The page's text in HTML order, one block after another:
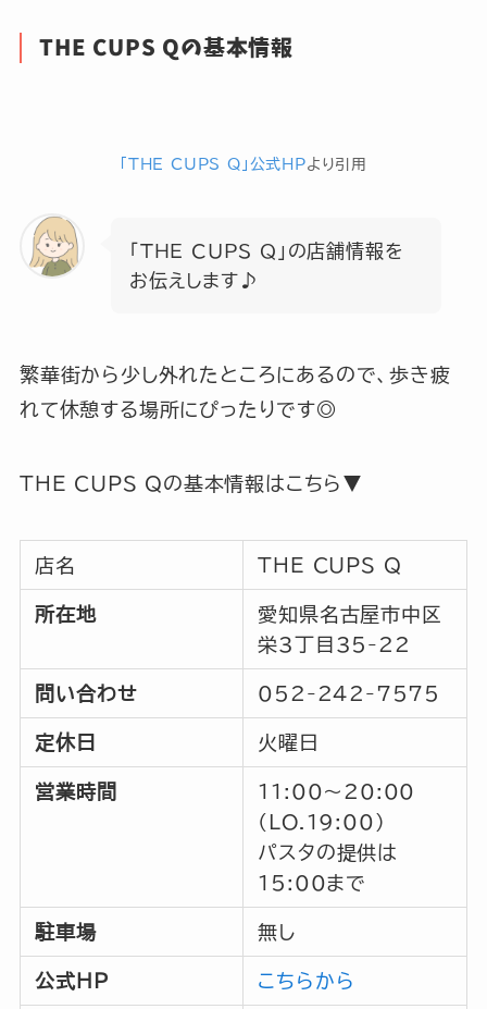
THE CUPS Qの基本情報
「THE CUPS Q」公式HPより引用
「THE CUPS Q」の店舗情報を
お伝えします♪
繁華街から少し外れたところにあるので、歩き疲
れて休憩する場所にぴったりです◎
THE CUPS Qの基本情報はこちら▼
店名 THE CUPS Q
所在地
愛知県名古屋市中区
栄3丁目35-22
問い合わせ 052-242-7575
定休日 火曜日
営業時間
11:00～20:00
(LO.19:00)
パスタの提供は
15:00まで
駐車場 無し
公式HP こちらから